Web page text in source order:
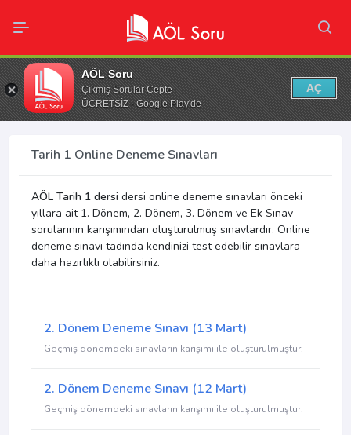
AÖL Soru
Çıkmış Sorular Cepte
ÜCRETSİZ - Google Play'de
AÇ
Tarih 1 Online Deneme Sınavları
AÖL Tarih 1 dersi dersi online deneme sınavları önceki
yıllara ait 1. Dönem, 2. Dönem, 3. Dönem ve Ek Sınav
sorularının karışımından oluşturulmuş sınavlardır. Online
deneme sınavı tadında kendinizi test edebilir sınavlara
daha hazırlıklı olabilirsiniz.
2. Dönem Deneme Sınavı (13 Mart)
Geçmiş dönemdeki sınavların karışımı ile oluşturulmuştur.
2. Dönem Deneme Sınavı (12 Mart)
Geçmiş dönemdeki sınavların karışımı ile oluşturulmuştur.